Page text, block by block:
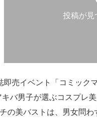
投稿が見
売イベント「コミック
バ男子が選ぶコスプレ
の美バストは、男女問わ